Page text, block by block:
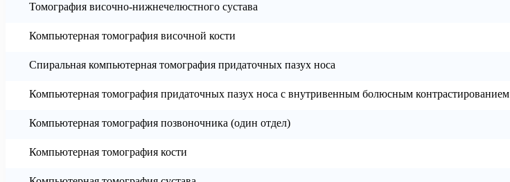
Томография височно-нижнечелюстного сустава
Компьютерная томография височной кости
Спиральная компьютерная томография придаточных пазух носа
Компьютерная томография придаточных пазух носа с внутривенным болюсным контрастированием
Компьютерная томография позвоночника (один отдел)
Компьютерная томография кости